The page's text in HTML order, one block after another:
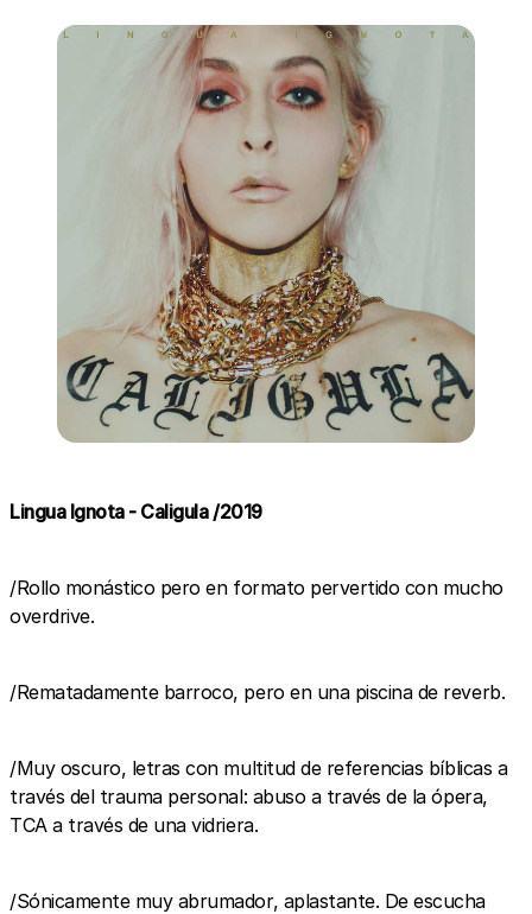
Lingua Ignota - Caligula /2019
/Rollo monástico pero en formato pervertido con mucho
overdrive.
/Rematadamente barroco, pero en una piscina de reverb.
/Muy oscuro, letras con multitud de referencias bíblicas a
través del trauma personal: abuso a través de la ópera,
TCA a través de una vidriera.
/Sónicamente muy abrumador, aplastante. De escucha